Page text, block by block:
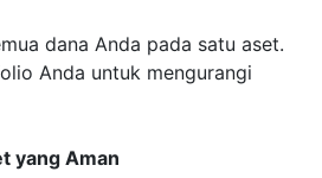
dana Anda pada satu aset.
Anda untuk mengurangi
yang Aman